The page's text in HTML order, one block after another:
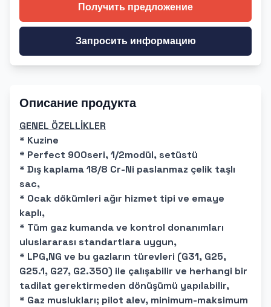
Получить предложение
Запросить информацию
Описание продукта
GENEL ÖZELLİKLER
* Kuzine
* Perfect 900seri, 1/2modül, setüstü
* Dış kaplama 18/8 Cr-Ni paslanmaz çelik taşlı
sac,
* Ocak dökümleri ağır hizmet tipi ve emaye
kaplı,
* Tüm gaz kumanda ve kontrol donanımları
uluslararası standartlara uygun,
* LPG,NG ve bu gazların türevleri (G31, G25,
G25.1, G27, G2.350) ile çalışabilir ve herhangi bir
tadilat gerektirmeden dönüşümü yapılabilir,
* Gaz muslukları; pilot alev, minimum-maksimum